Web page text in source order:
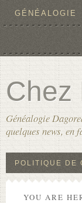
GÉNÉALOGIE
Chez
Généalogie
quelques news,
POLITIQUE DE
YOU ARE